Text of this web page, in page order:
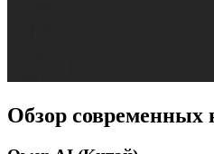
Обзор современных